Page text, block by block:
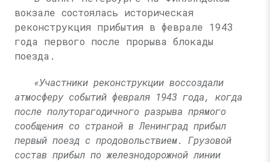
вокзале состоялась историческая
реконструкция прибытия в феврале 1943
года первого после прорыва блокады
поезда.
«Участники реконструкции воссоздали
атмосферу событий февраля 1943 года, когда
после полуторагодичного разрыва прямого
сообщения со страной в Ленинград прибыл
первый поезд с продовольствием. Грузовой
состав прибыл по железнодорожной линии